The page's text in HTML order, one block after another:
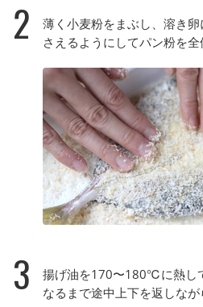
2
薄く小麦粉をまぶし、溶き
さえるようにしてパン粉を全
3
揚げ油を170〜180℃に熱し
なるまで途中上下を返しなが